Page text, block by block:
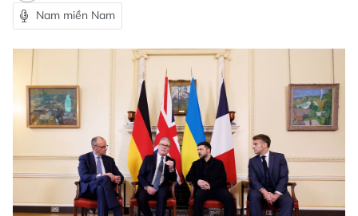
Nam miền Nam